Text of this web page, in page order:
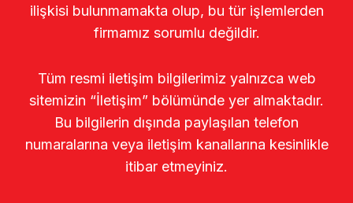
ilişkisi bulunmamakta olup, bu tür işlemlerden
firmamız sorumlu değildir.
Tüm resmi iletişim bilgilerimiz yalnızca web
sitemizin “İletişim” bölümünde yer almaktadır.
Bu bilgilerin dışında paylaşılan telefon
numaralarına veya iletişim kanallarına kesinlikle
itibar etmeyiniz.